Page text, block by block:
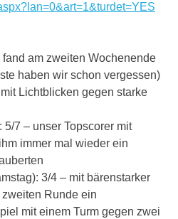
fand am zweiten Wochenende
haben wir schon vergessen)
Lichtblicken gegen starke
7 – unser Topscorer mit
immer mal wieder ein
3/4 – mit bärenstarker
Runde ein
mit einem Turm gegen zwei